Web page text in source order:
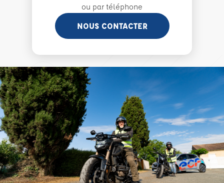
ou par téléphone
NOUS CONTACTER